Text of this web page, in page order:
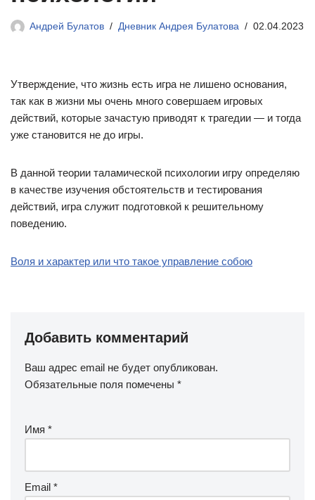
Андрей Булатов Дневник Андрея Булатова 02.04.2023
Утверждение, что жизнь есть игра не лишено основания,
так как в жизни мы очень много совершаем игровых
действий, которые зачастую приводят к трагедии — и тогда
уже становится не до игры.
В данной теории таламической психологии игру определяю
в качестве изучения обстоятельств и тестирования
действий, игра служит подготовкой к решительному
поведению.
Воля и характер или что такое управление собою
Добавить комментарий
Ваш адрес email не будет опубликован.
Обязательные поля помечены *
Имя *
Email *